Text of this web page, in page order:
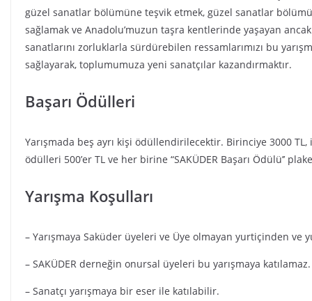
güzel sanatlar bölümüne teşvik etmek, güzel sanatlar
sağlamak ve Anadolu’muzun taşra kentlerinde yaşayan
sanatlarını zorluklarla sürdürebilen ressamlarımızı bu
sağlayarak, toplumumuza yeni sanatçılar kazandırmaktır.
Başarı Ödülleri
Yarışmada beş ayrı kişi ödüllendirilecektir. Birinciye 3000
ödülleri 500’er TL ve her birine “SAKÜDER Başarı Ödülü’’
Yarışma Koşulları
– Yarışmaya Saküder üyeleri ve Üye olmayan yurtiçinden ve
– SAKÜDER derneğin onursal üyeleri bu yarışmaya katılamaz.
– Sanatçı yarışmaya bir eser ile katılabilir.